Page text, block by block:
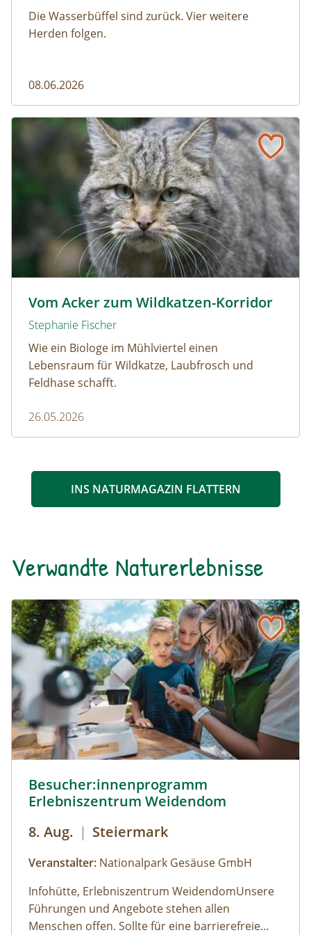
Die Wasserbüffel sind zurück. Vier weitere
Herden folgen.
08.06.2026
Vom Acker zum Wildkatzen-Korridor
Stephanie Fischer
Wie ein Biologe im Mühlviertel einen
Lebensraum für Wildkatze, Laubfrosch und
Feldhase schafft.
26.05.2026
Vom Acker zum Wildkatzen-Korridor
INS NATURMAGAZIN FLATTERN
Verwandte Naturerlebnisse
Besucher:innenprogramm
Erlebniszentrum Weidendom
8. Aug. | Steiermark
Veranstalter: Nationalpark Gesäuse GmbH
Infohütte, Erlebniszentrum WeidendomUnsere
Führungen und Angebote stehen allen
Menschen offen. Sollte für eine barrierefreie